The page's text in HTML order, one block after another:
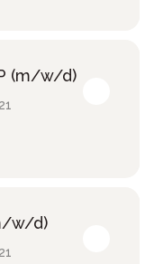
(m/w/d)
w/d)